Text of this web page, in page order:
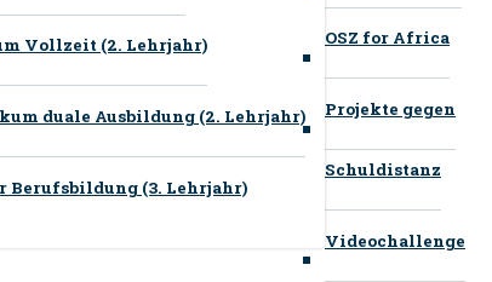
Vollzeit (2. Lehrjahr)
duale Ausbildung (2. Lehrjahr)
Berufsbildung (3. Lehrjahr)
OSZ for Africa
Projekte gegen
Schuldistanz
Videochallenge